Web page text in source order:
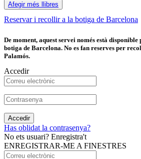
Afegir més llibres
Reservar i recollir a la botiga de Barcelona
De moment, aquest servei només està
botiga de Barcelona. No es fan reserves per
Palamós.
Accedir
Accedir
Has oblidat la contrasenya?
No ets usuari? Enregistra't
ENREGISTRAR-ME A FINESTRES